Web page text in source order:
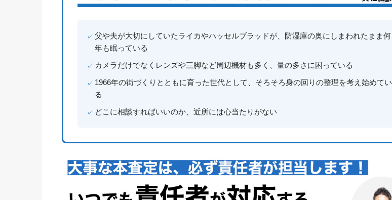
父や夫が大切にしていたライカやハッセルブラッドが、防湿庫の奥にしまわれたまま何
年も眠っている
カメラだけでなくレンズや三脚など周辺機材も多く、量の多さに困っている
1966年の街づくりとともに育った世代として、そろそろ身の回りの整理を考え始めてい
る
どこに相談すればいいのか、近所には心当たりがない